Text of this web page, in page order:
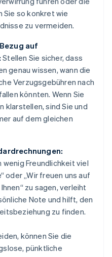
Sie so konkret wie
zu vermeiden.
auf
Stellen Sie sicher, dass
genau wissen, wann die
Verzugsgebühren nach
könnten. Wenn Sie
klarstellen, sind Sie und
auf dem gleichen
wenig Freundlichkeit viel
oder „Wir freuen uns auf
zu sagen, verleiht
Note und hilft, den
zu finden.
können Sie die
pünktliche